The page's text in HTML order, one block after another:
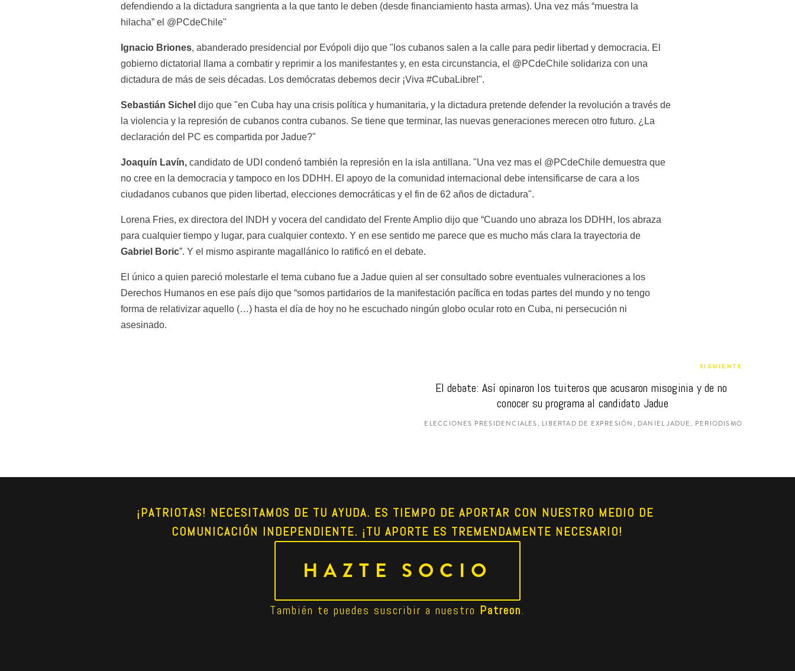
defendiendo a la dictadura sangrienta a la que tanto le deben (desde financiamiento hasta armas). Una vez más “muestra la
hilacha” el @PCdeChile"
Ignacio Briones, abanderado presidencial por Evópoli dijo que "los cubanos salen a la calle para pedir libertad y democracia. El
gobierno dictatorial llama a combatir y reprimir a los manifestantes y, en esta circunstancia, el @PCdeChile solidariza con una
dictadura de más de seis décadas. Los demócratas debemos decir ¡Viva #CubaLibre!".
Sebastián Sichel dijo que "en Cuba hay una crisis política y humanitaria, y la dictadura pretende defender la revolución a través de
la violencia y la represión de cubanos contra cubanos. Se tiene que terminar, las nuevas generaciones merecen otro futuro. ¿La
declaración del PC es compartida por Jadue?"
Joaquín Lavín, candidato de UDI condenó también la represión en la isla antillana. "Una vez mas el @PCdeChile demuestra que
no cree en la democracia y tampoco en los DDHH. El apoyo de la comunidad internacional debe intensificarse de cara a los
ciudadanos cubanos que piden libertad, elecciones democráticas y el fin de 62 años de dictadura".
Lorena Fries, ex directora del INDH y vocera del candidato del Frente Amplio dijo que “Cuando uno abraza los DDHH, los abraza
Gabriel Boric”. Y el mismo aspirante magallánico lo ratificó en el debate.
El único a quien pareció molestarle el tema cubano fue a Jadue quien al ser consultado sobre eventuales vulneraciones a los
Derechos Humanos en ese país dijo que “somos partidarios de la manifestación pacífica en todas partes del mundo y no tengo
forma de relativizar aquello (…) hasta el día de hoy no he escuchado ningún globo ocular roto en Cuba, ni persecución ni
asesinado.
SIGUIENTE
El debate: Así opinaron los tuiteros que acusaron misoginia y de no
conocer su programa al candidato Jadue
ELECCIONES PRESIDENCIALES, LIBERTAD DE EXPRESIÓN, DANIEL JADUE, PERIODISMO
¡PATRIOTAS! NECESITAMOS DE TU AYUDA. ES TIEMPO DE APORTAR CON NUESTRO MEDIO DE
COMUNICACIÓN INDEPENDIENTE. ¡TU APORTE ES TREMENDAMENTE NECESARIO!
HAZTE SOCIO
También te puedes suscribir a nuestro Patreon.